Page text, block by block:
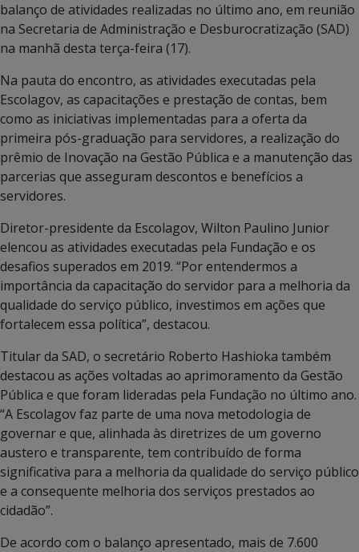
balanço de atividades realizadas no último ano, em reunião
na Secretaria de Administração e Desburocratização (SAD)
na manhã desta terça-feira (17).
Na pauta do encontro, as atividades executadas pela
Escolagov, as capacitações e prestação de contas, bem
como as iniciativas implementadas para a oferta da
primeira pós-graduação para servidores, a realização do
prêmio de Inovação na Gestão Pública e a manutenção das
parcerias que asseguram descontos e benefícios a
servidores.
Diretor-presidente da Escolagov, Wilton Paulino Junior
elencou as atividades executadas pela Fundação e os
desafios superados em 2019. “Por entendermos a
importância da capacitação do servidor para a melhoria da
qualidade do serviço público, investimos em ações que
fortalecem essa política”, destacou.
Titular da SAD, o secretário Roberto Hashioka também
destacou as ações voltadas ao aprimoramento da Gestão
Pública e que foram lideradas pela Fundação no último ano.
“A Escolagov faz parte de uma nova metodologia de
governar e que, alinhada às diretrizes de um governo
austero e transparente, tem contribuído de forma
significativa para a melhoria da qualidade do serviço público
e a consequente melhoria dos serviços prestados ao
cidadão”.
De acordo com o balanço apresentado, mais de 7.600